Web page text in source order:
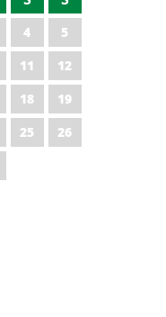
4
5
11
12
18
19
25
26